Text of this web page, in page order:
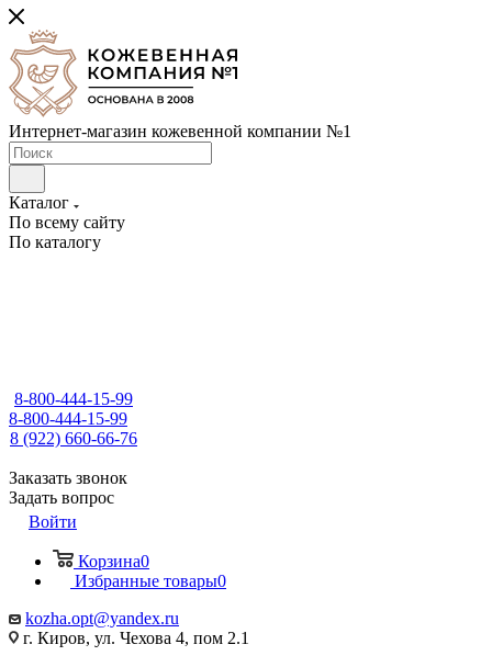
Интернет-магазин кожевенной компании №1
Каталог
По всему сайту
По каталогу
8-800-444-15-99
8-800-444-15-99
8 (922) 660-66-76
Заказать звонок
Задать вопрос
Войти
Корзина0
Избранные товары0
kozha.opt@yandex.ru
г. Киров, ул. Чехова 4, пом 2.1